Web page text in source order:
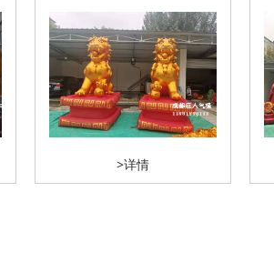
>详情